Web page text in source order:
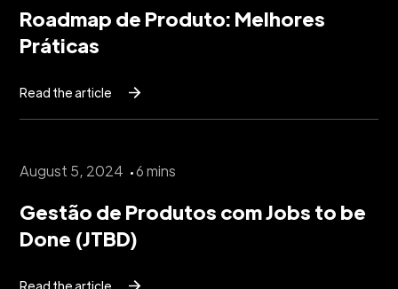
Roadmap de Produto: Melhores
Práticas
Read the article
August 5, 2024 6 mins
Gestão de Produtos com Jobs to be
Done (JTBD)
Read the article